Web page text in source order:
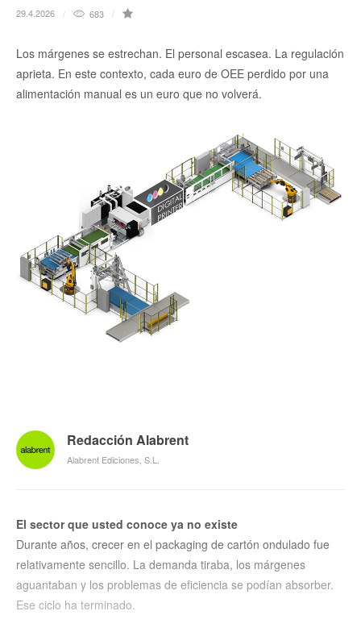
29.4.2026 683
Los márgenes se estrechan. El personal escasea. La regulación
aprieta. En este contexto, cada euro de OEE perdido por una
alimentación manual es un euro que no volverá.
Redacción Alabrent
Alabrent Ediciones, S.L.
El sector que usted conoce ya no existe
Durante años, crecer en el packaging de cartón ondulado fue
relativamente sencillo. La demanda tiraba, los márgenes
aguantaban y los problemas de eficiencia se podían absorber.
Ese ciclo ha terminado.